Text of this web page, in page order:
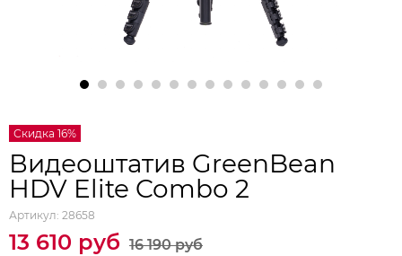
Скидка 16%
Видеоштатив GreenBean
HDV Elite Combo 2
Артикул: 28658
13 610 руб 16 190 руб